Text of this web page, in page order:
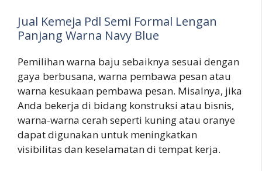
Jual Kemeja Pdl Semi Formal Lengan
Panjang Warna Navy Blue
Pemilihan warna baju sebaiknya sesuai dengan
gaya berbusana, warna pembawa pesan atau
warna kesukaan pembawa pesan. Misalnya, jika
Anda bekerja di bidang konstruksi atau bisnis,
warna-warna cerah seperti kuning atau oranye
dapat digunakan untuk meningkatkan
visibilitas dan keselamatan di tempat kerja.